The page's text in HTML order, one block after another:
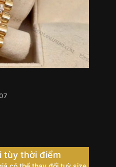
tùy thời điểm